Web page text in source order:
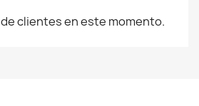
clientes en este momento.